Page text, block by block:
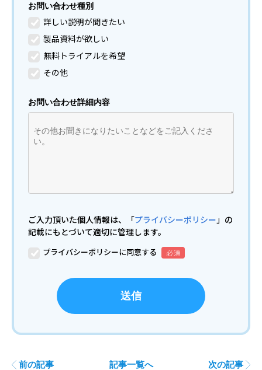
お問い合わせ種別
詳しい説明が聞きたい
製品資料が欲しい
無料トライアルを希望
その他
お問い合わせ詳細内容
ご入力頂いた個人情報は、「プライバシーポリシー 」の
記載にもとづいて適切に管理します。
プライバシーポリシーに同意する
前の記事 記事一覧へ 次の記事